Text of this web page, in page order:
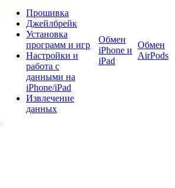
Прошивка
Джейлбрейк
Установка
программ и игр
Настройки и
работа с
данными на
iPhone/iPad
Извлечение
данных
Обмен
iPhone и
iPad
Обмен
AirPods